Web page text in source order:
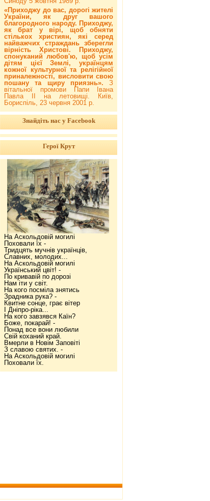
«Приходжу до вас, дорогі жителі
України, як друг вашого
благородного народу. Приходжу,
як брат у вірі, щоб обняти
стількох християн, які серед
найважчих страждань зберегли
вірність Христові. Приходжу,
спонуканий любов'ю, щоб усім
дітям цієї Землі, українцям
кожної культурної та релігійної
приналежності, висловити свою
пошану та щиру приязнь». З
вітальної промови Папи Івана
Павла ІІ на летовищі. Київ,
Бориспіль, 23 червня 2001 р.
Знайдіть нас у Facebook
Герої Крут
На Аскольдовій могилі
Поховали їх -
Тридцять мучнів українців,
Славних, молодих...
На Аскольдовій могилі
Український цвіт! -
По кривавій по дорозі
Нам іти у світ.
На кого посміла знятись
Зрадника рука? -
Квитне сонце, грає вітер
І Дніпро-ріка...
На кого завзявся Каїн?
Боже, покарай! -
Понад все вони любили
Свій коханий край.
Вмерли в Новім Заповіті
З славою святих. -
На Аскольдовій могилі
Поховали їх.